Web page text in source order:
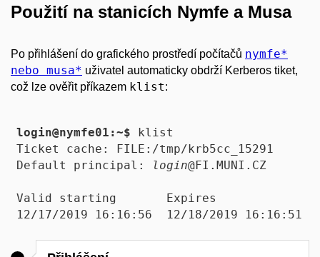
Použití na stanicích Nymfe a Musa
Po přihlášení do grafického prostředí počítačů nymfe*
nebo musa* uživatel automaticky obdrží Kerberos tiket,
což lze ověřit příkazem klist:
login@nymfe01:~$ klist
Ticket cache: FILE:/tmp/krb5cc_15291
Default principal:
login@FI.MUNI.CZ
Valid starting       Expires